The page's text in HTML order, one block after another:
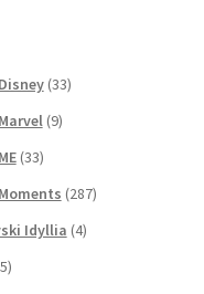
(33)
(9)
(33)
(287)
Idyllia (4)